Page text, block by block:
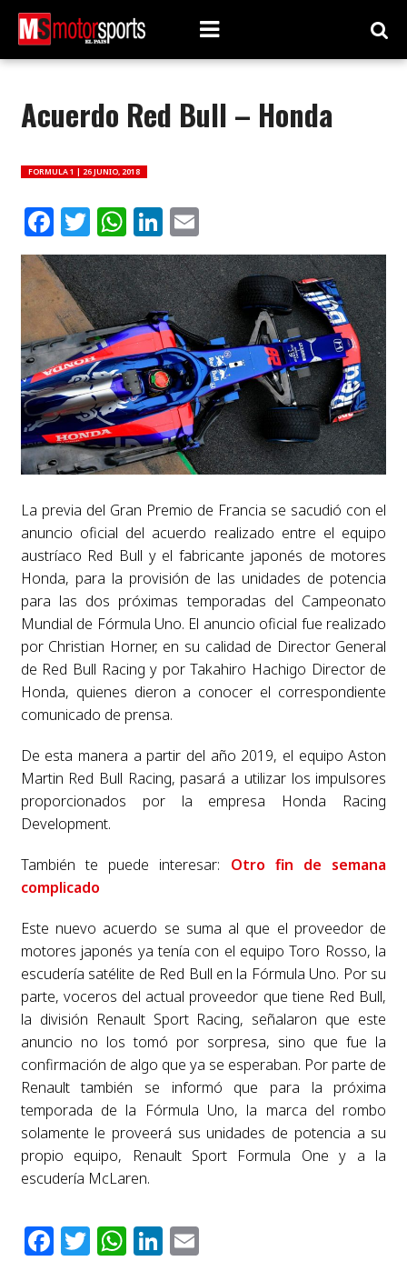
Acuerdo Red Bull – Honda
FORMULA 1 | 26 JUNIO, 2018
Facebook
Twitter
WhatsApp
LinkedIn
Email
La previa del Gran Premio de Francia se sacudió con el
anuncio oficial del acuerdo realizado entre el equipo
austríaco Red Bull y el fabricante japonés de motores
Honda, para la provisión de las unidades de potencia
para las dos próximas temporadas del Campeonato
Mundial de Fórmula Uno. El anuncio oficial fue realizado
por Christian Horner, en su calidad de Director General
de Red Bull Racing y por Takahiro Hachigo Director de
Honda, quienes dieron a conocer el correspondiente
comunicado de prensa.
De esta manera a partir del año 2019, el equipo Aston
Martin Red Bull Racing, pasará a utilizar los impulsores
proporcionados por la empresa Honda Racing
Development.
También te puede interesar: Otro fin de semana
complicado
Este nuevo acuerdo se suma al que el proveedor de
motores japonés ya tenía con el equipo Toro Rosso, la
escudería satélite de Red Bull en la Fórmula Uno. Por su
parte, voceros del actual proveedor que tiene Red Bull,
la división Renault Sport Racing, señalaron que este
anuncio no los tomó por sorpresa, sino que fue la
confirmación de algo que ya se esperaban. Por parte de
Renault también se informó que para la próxima
temporada de la Fórmula Uno, la marca del rombo
solamente le proveerá sus unidades de potencia a su
propio equipo, Renault Sport Formula One y a la
escudería McLaren.
Facebook
Twitter
WhatsApp
LinkedIn
Email